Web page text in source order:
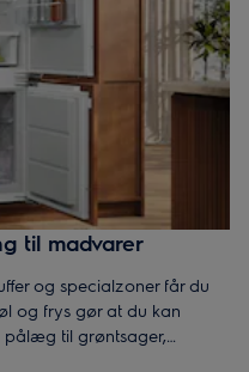
til madvarer
og specialzoner får du
og frys gør at du kan
til grøntsager,